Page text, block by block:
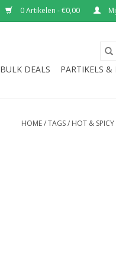
0 Artikelen - €0,00
BULK DEALS PARTIKELS &
HOME/TAGS/ HOT & SPICY